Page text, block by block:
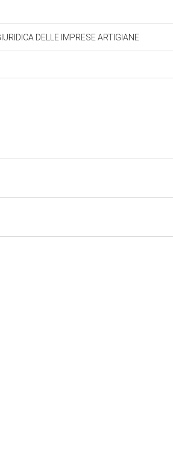
DELLE IMPRESE ARTIGIANE